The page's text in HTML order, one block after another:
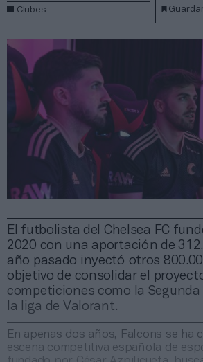
El futbolista del Chelsea FC
2020 con una aportación de
año pasado inyectó otros
objetivo de consolidar el
competiciones como la Segunda
la liga de Valorant.
Clubes
En apenas dos años, Falcons se ha
escena competitiva española de